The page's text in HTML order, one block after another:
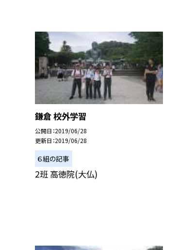
鎌倉 校外学習
公開日 2019/06/28
更新日 2019/06/28
６組の記事
2班 高徳院(大仏)